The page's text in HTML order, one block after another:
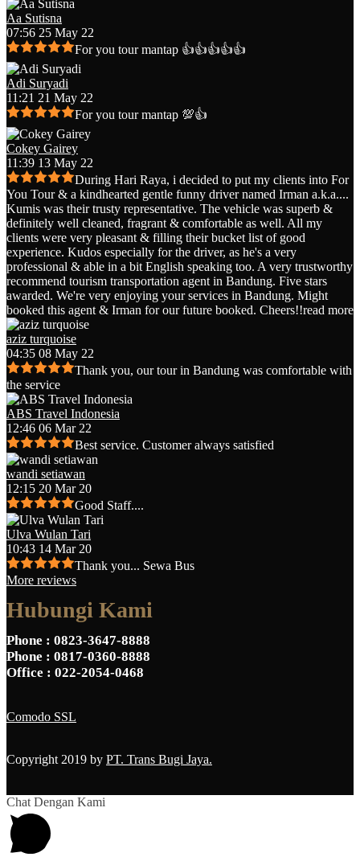
Aa Sutisna
07:56 25 May 22
For you tour mantap 👍👍👍👍👍
Adi Suryadi
11:21 21 May 22
For you tour mantap 💯👍
Cokey Gairey
11:39 13 May 22
During Hari Raya, i decided to put my clients into For
You Tour & a kindhearted gentle funny driver named Irman a.k.a....
Kumis was their trusty representative. The vehicle was superb &
definitely well cleaned, fragrant & comfortable as well. All my
clients were very pleasant & filling their bucket list of good
experience. Kudos especially for the driver, as he's a very
professional & able in a bit English speaking too. A very trustworthy
recommend tourism transportation agent in Bandung. Five stars
awarded. We're very enjoying your services in Bandung. Might
booked this agent & Irman for our future booked. Cheers!!read more
aziz turquoise
04:35 08 May 22
Thank you, our tour in Bandung was comfortable with
the service
ABS Travel Indonesia
12:46 06 Mar 22
Best service. Customer always satisfied
wandi setiawan
12:15 20 Mar 20
Good Staff....
Ulva Wulan Tari
10:43 14 Mar 20
Thank you... Sewa Bus
More reviews
Hubungi Kami
Phone : 0823-3647-8888
Phone : 0817-0360-8888
Office : 022-2054-0468
Comodo SSL
Copyright 2019 by PT. Trans Bugi Jaya.
Chat Dengan Kami